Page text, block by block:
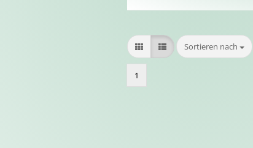
Sortieren nach
Sortieren nach
1